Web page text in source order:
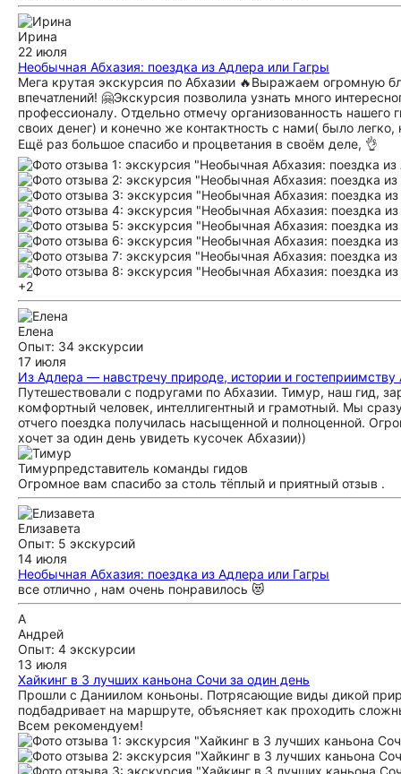
Ирина
22 июля
Необычная Абхазия: поездка из Адлера или Гагры
Мега крутая экскурсия по Абхазии 🔥Выражаем огромную
впечатлений! 🤗Экскурсия позволила узнать много
профессионалу. Отдельно отмечу организованность нашего
своих денег) и конечно же контактность с нами( было
Ещё раз большое спасибо и процветания в своём деле, 👌
+2
Елена
Опыт: 34 экскурсии
17 июля
Из Адлера — навстречу природе, истории и гостеприимству
Путешествовали с подругами по Абхазии. Тимур, наш гид,
комфортный человек, интеллигентный и грамотный. Мы
отчего поездка получилась насыщенной и полноценной.
хочет за один день увидеть кусочек Абхазии))
Тимурпредставитель команды гидов
Огромное вам спасибо за столь тёплый и приятный отзыв .
Елизавета
Опыт: 5 экскурсий
14 июля
Необычная Абхазия: поездка из Адлера или Гагры
все отлично , нам очень понравилось 😻
А
Андрей
Опыт: 4 экскурсии
13 июля
Хайкинг в 3 лучших каньона Сочи за один день
Прошли с Даниилом коньоны. Потрясающие виды дикой
подбадривает на маршруте, объясняет как проходить
Всем рекомендуем!